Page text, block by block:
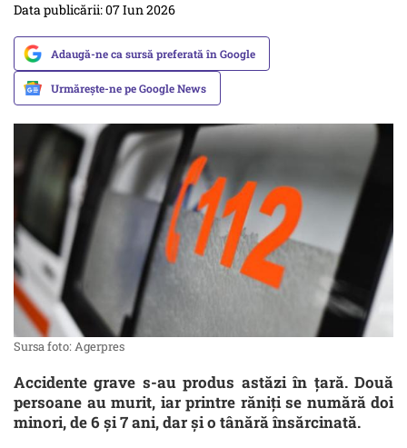
Data publicării: 07 Iun 2026
Adaugă-ne ca sursă preferată în Google
Urmărește-ne pe Google News
Sursa foto: Agerpres
Accidente grave s-au produs astăzi în țară. Două
persoane au murit, iar printre răniți se numără doi
minori, de 6 și 7 ani, dar și o tânără însărcinată.